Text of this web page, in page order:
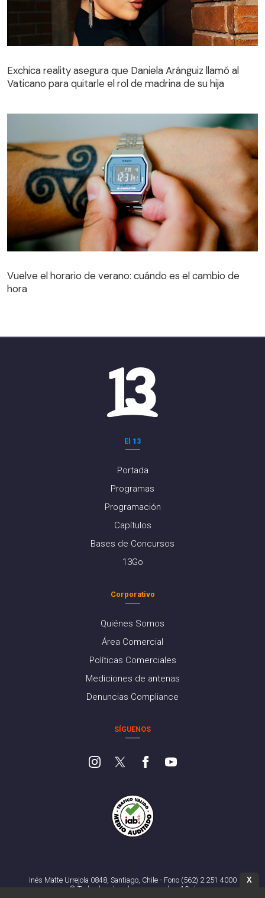
Exchica reality asegura que Daniela Aránguiz llamó al
Vaticano para quitarle el rol de madrina de su hija
Vuelve el horario de verano: cuándo es el cambio de
hora
El 13
Portada
Programas
Programación
Capítulos
Bases de Concursos
13Go
Corporativo
Quiénes Somos
Área Comercial
Políticas Comerciales
Mediciones de antenas
Denuncias Compliance
SÍGUENOS
Inés Matte Urrejola 0848, Santiago, Chile - Fono (562) 2 251 4000
© Todos los derechos reservados. 13.cl
X